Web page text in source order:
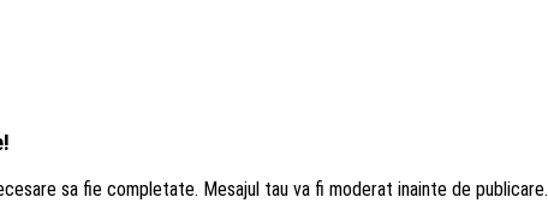
sa fie completate. Mesajul tau va fi moderat inainte de publicare.